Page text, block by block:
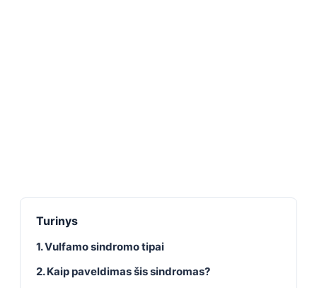
Turinys
1. Vulfamo sindromo tipai
2. Kaip paveldimas šis sindromas?